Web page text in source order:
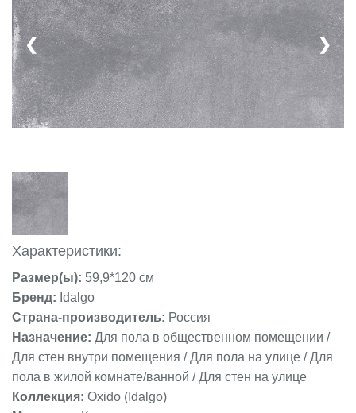
❮ ❯
Характеристики:
Размер(ы): 59,9*120 см
Бренд: Idalgo
Страна-производитель: Россия
Назначение: Для пола в общественном помещении /
Для стен внутри помещения / Для пола на улице / Для
пола в жилой комнате/ванной / Для стен на улице
Коллекция: Oxido (Idalgo)